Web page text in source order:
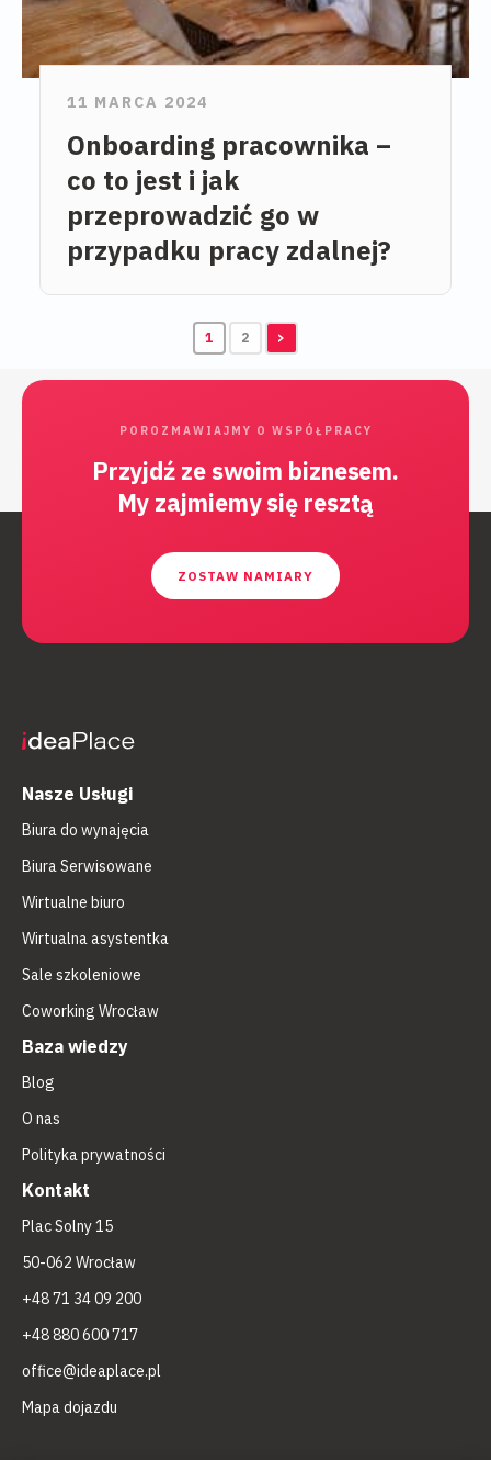
11 MARCA 2024
Onboarding pracownika –
co to jest i jak
przeprowadzić go w
przypadku pracy zdalnej?
1 2 >
POROZMAWIAJMY O WSPÓŁPRACY
Przyjdź ze swoim biznesem.
My zajmiemy się resztą
ZOSTAW NAMIARY
Nasze Usługi
Biura do wynajęcia
Biura Serwisowane
Wirtualne biuro
Wirtualna asystentka
Sale szkoleniowe
Coworking Wrocław
Baza wiedzy
Blog
O nas
Polityka prywatności
Kontakt
Plac Solny 15
50-062 Wrocław
+48 71 34 09 200
+48 880 600 717
office@ideaplace.pl
Mapa dojazdu